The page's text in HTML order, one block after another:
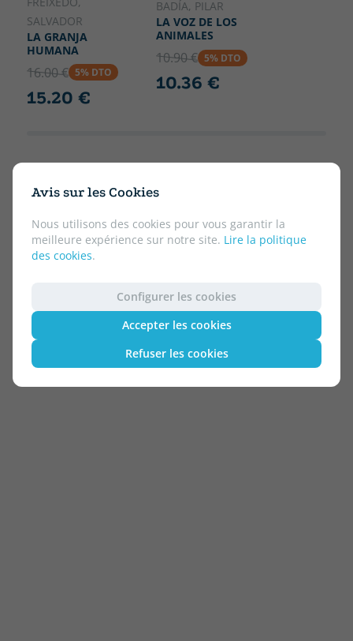
Avis sur les Cookies
Nous utilisons des cookies pour vous garantir la
meilleure expérience sur notre site. Lire la politique
des cookies.
Configurer les cookies
Accepter les cookies
Refuser les cookies
SALVADOR
LA GRANJA
HUMANA
16.00 € 5% DTO
15.20 €
BADÍA, PILAR
LA VOZ DE LOS
ANIMALES
10.90 € 5% DTO
10.36 €